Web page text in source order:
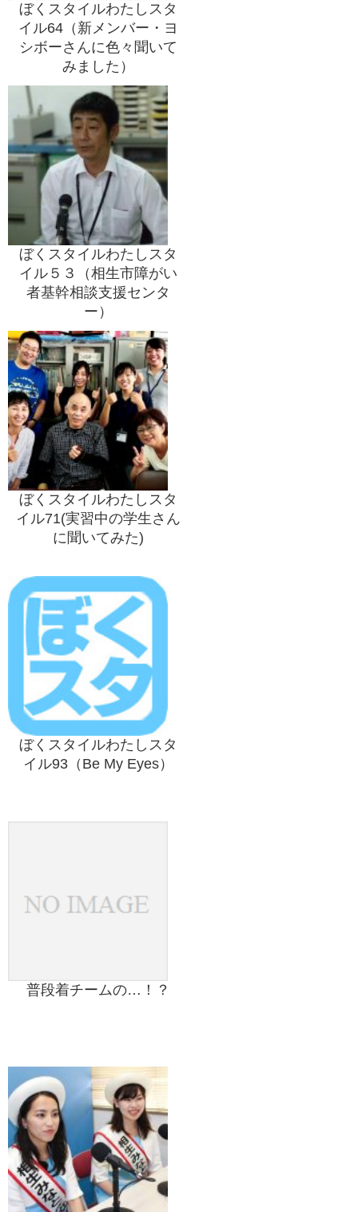
ぼくスタイルわたしスタ
イル64（新メンバー・ヨ
シボーさんに色々聞いて
みました）
ぼくスタイルわたしスタ
イル５３（相生市障がい
者基幹相談支援センタ
ー）
ぼくスタイルわたしスタ
イル71(実習中の学生さん
に聞いてみた)
ぼくスタイルわたしスタ
イル93（Be My Eyes）
普段着チームの…！？